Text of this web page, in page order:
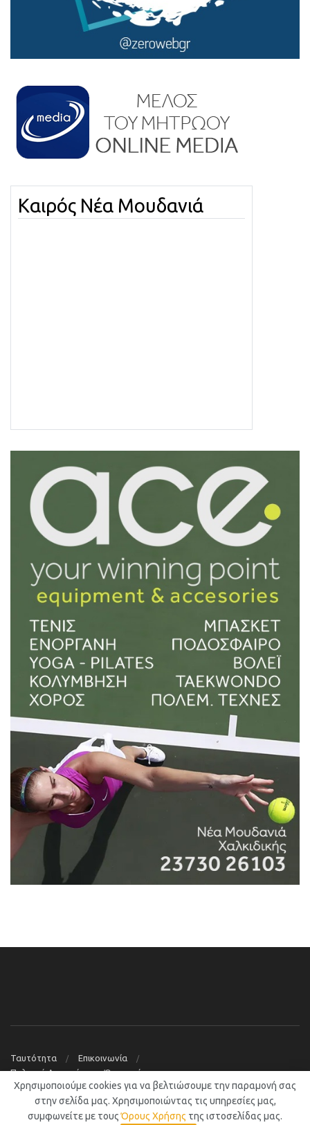
Καιρός Νέα Μουδανιά
Ταυτότητα
Επικοινωνία
Πολιτική Απορρήτου – Όροι χρήσης
© 2019Νέα Μουδανιά Blog
Χρησιμοποιούμε cookies για να βελτιώσουμε την παραμονή σας
στην σελίδα μας. Χρησιμοποιώντας τις υπηρεσίες μας,
συμφωνείτε με τουςΌρους Χρήσης της ιστοσελίδας μας.